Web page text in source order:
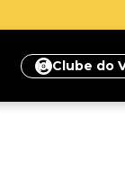
Inscreva-
Clube do